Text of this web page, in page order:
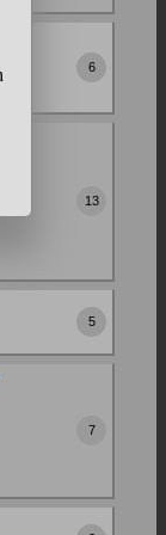
6
13
5
7